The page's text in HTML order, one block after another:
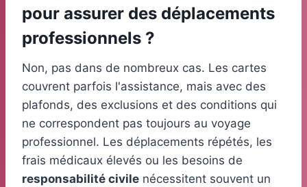
pour assurer des déplacements
professionnels ?
Non, pas dans de nombreux cas. Les cartes
couvrent parfois l'assistance, mais avec des
plafonds, des exclusions et des conditions qui
ne correspondent pas toujours au voyage
professionnel. Les déplacements répétés, les
frais médicaux élevés ou les besoins de
responsabilité civile nécessitent souvent un